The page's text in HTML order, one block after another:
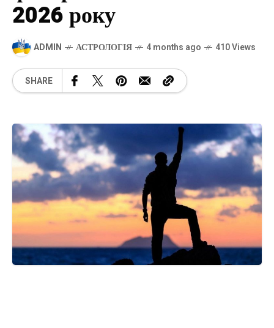
2026 року
ADMIN АСТРОЛОГІЯ 4 months ago 410 Views
SHARE